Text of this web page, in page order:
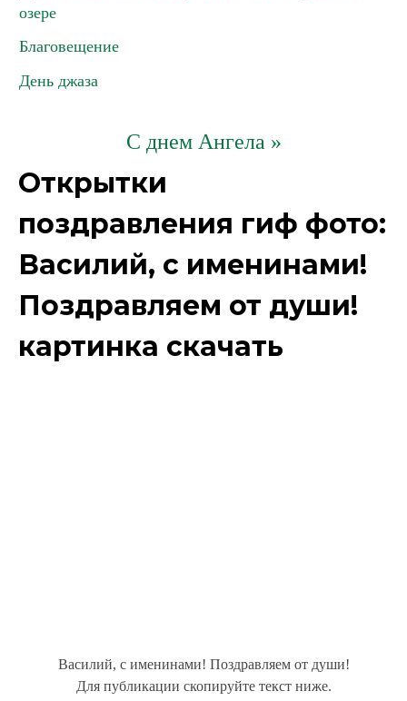
озере
Благовещение
День джаза
С днем Ангела »
Открытки
поздравления гиф фото:
Василий, с именинами!
Поздравляем от души!
картинка скачать
Василий, с именинами! Поздравляем от души!
Для публикации скопируйте текст ниже.